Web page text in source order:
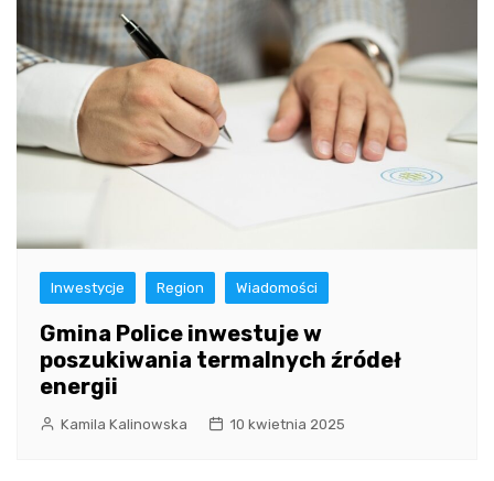
Inwestycje Region Wiadomości
Gmina Police inwestuje w
poszukiwania termalnych źródeł
energii
Kamila Kalinowska 10 kwietnia 2025